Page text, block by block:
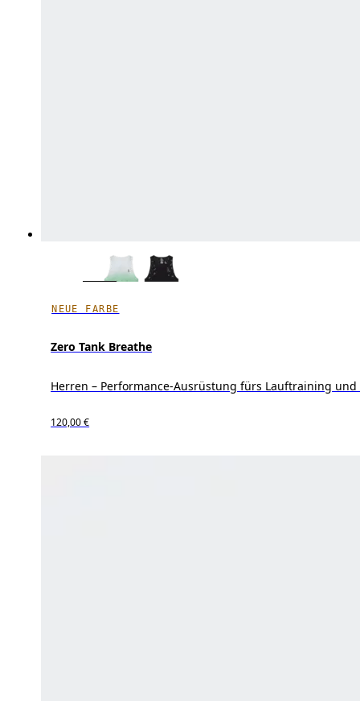
NEUE FARBE
Zero Tank Breathe
Herren – Performance-Ausrüstung fürs Lauftraining und
120,00 €